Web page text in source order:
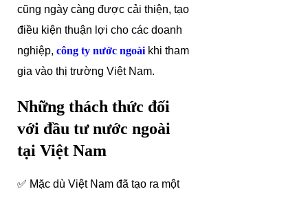
cũng ngày càng được cải thiện, tạo
điều kiện thuận lợi cho các doanh
nghiệp, công ty nước ngoài khi tham
gia vào thị trường Việt Nam.
Những thách thức đối
với đầu tư nước ngoài
tại Việt Nam
✅ Mặc dù Việt Nam đã tạo ra một